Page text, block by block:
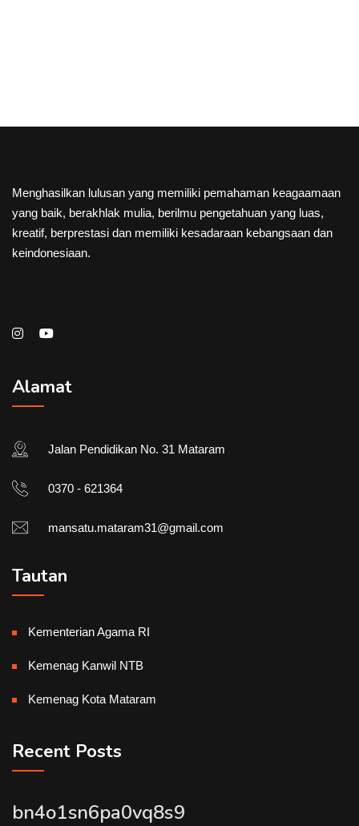
Menghasilkan lulusan yang memiliki pemahaman keagaamaan
yang baik, berakhlak mulia, berilmu pengetahuan yang luas,
kreatif, berprestasi dan memiliki kesadaraan kebangsaan dan
keindonesiaan.
Alamat
Jalan Pendidikan No. 31 Mataram
0370 - 621364
mansatu.mataram31@gmail.com
Tautan
Kementerian Agama RI
Kemenag Kanwil NTB
Kemenag Kota Mataram
Recent Posts
bn4o1sn6pa0vq8s9